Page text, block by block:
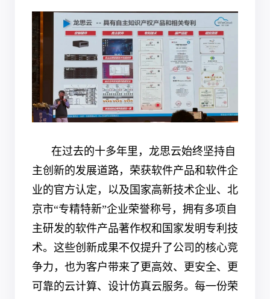
在过去的十多年里，龙思云始终坚持自
主创新的发展道路，荣获软件产品和软件企
业的官方认定，以及国家高新技术企业、北
京市“专精特新”企业荣誉称号，拥有多项自
主研发的软件产品著作权和国家发明专利技
术。这些创新成果不仅提升了公司的核心竞
争力，也为客户带来了更高效、更安全、更
可靠的云计算、设计仿真云服务。每一份荣